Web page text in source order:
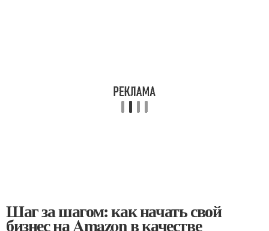
Шаг за шагом: как начать свой
бизнес на Amazon в качестве